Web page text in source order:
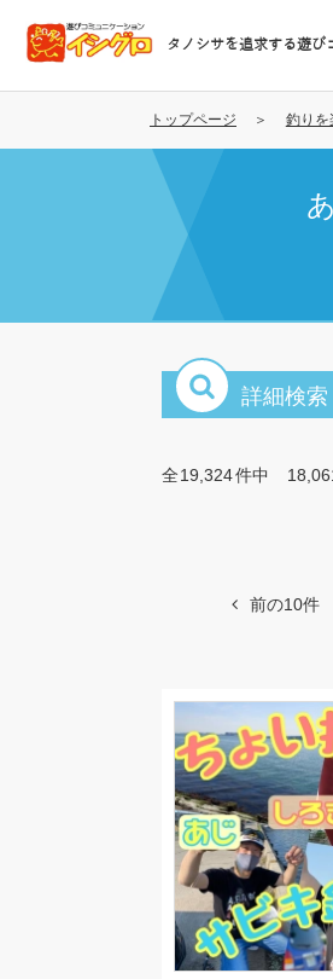
コ
テ
タノシサを追求する遊び
トップページ 釣りを
詳細検索
全19,324件中
前の10件